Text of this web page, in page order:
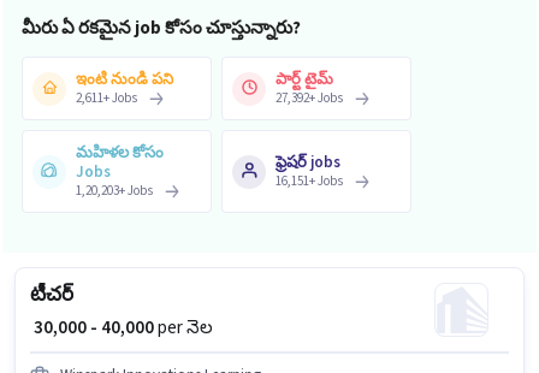
మీరు ఏ రకమైన job కోసం చూస్తున్నారు?
ఇంటి నుండి పని
2,611+Jobs
పార్ట్ టైమ్
27,392+Jobs
మహిళల కోసం
Jobs
1,20,203+Jobs
ఫ్రెషర్ jobs
16,151+Jobs
టీచర్
₹ 30,000 - 40,000per నెల